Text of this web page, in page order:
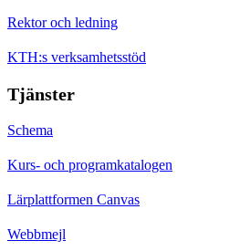
Rektor och ledning
KTH:s verksamhetsstöd
Tjänster
Schema
Kurs- och programkatalogen
Lärplattformen Canvas
Webbmejl